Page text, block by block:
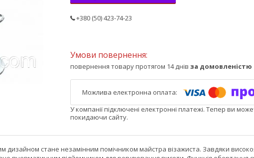
+380 (50) 423-74-23
повернення товару протягом 14 днів за домовленістю
У компанії підключені електронні платежі. Тепер ви
покидаючи сайту.
дизайном стане незамінним помічником майстра візажиста. Завдяки